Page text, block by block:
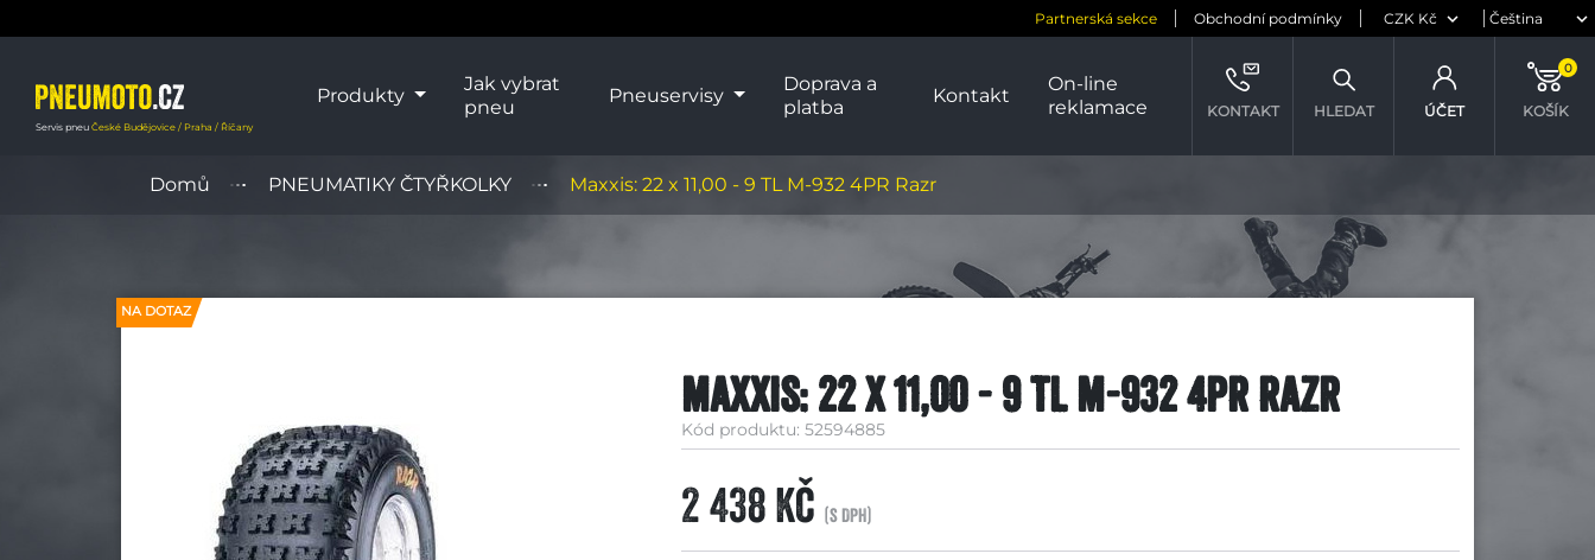
Partnerská sekce Obchodní podmínky
Servis pneu České Budějovice / Praha / Říčany
Produkty
Jak vybrat
pneu
Pneuservisy
Doprava a
platba
Kontakt
On-line
reklamace
KONTAKT HLEDAT ÚČET KOŠÍK
0
Domů PNEUMATIKY ČTYŘKOLKY Maxxis: 22 x 11,00 - 9 TL M-932 4PR Razr
NA DOTAZ
Maxxis: 22 x 11,00 - 9 TL M-932 4PR Razr
Kód produktu: 52594885
2 438 Kč (s DPH)